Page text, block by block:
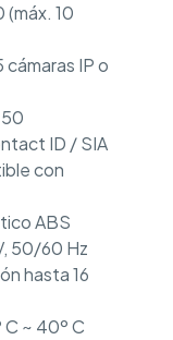
(máx. 10
IP o
ID / SIA
con
ABS
50/60 Hz
hasta 16
~ 40º C